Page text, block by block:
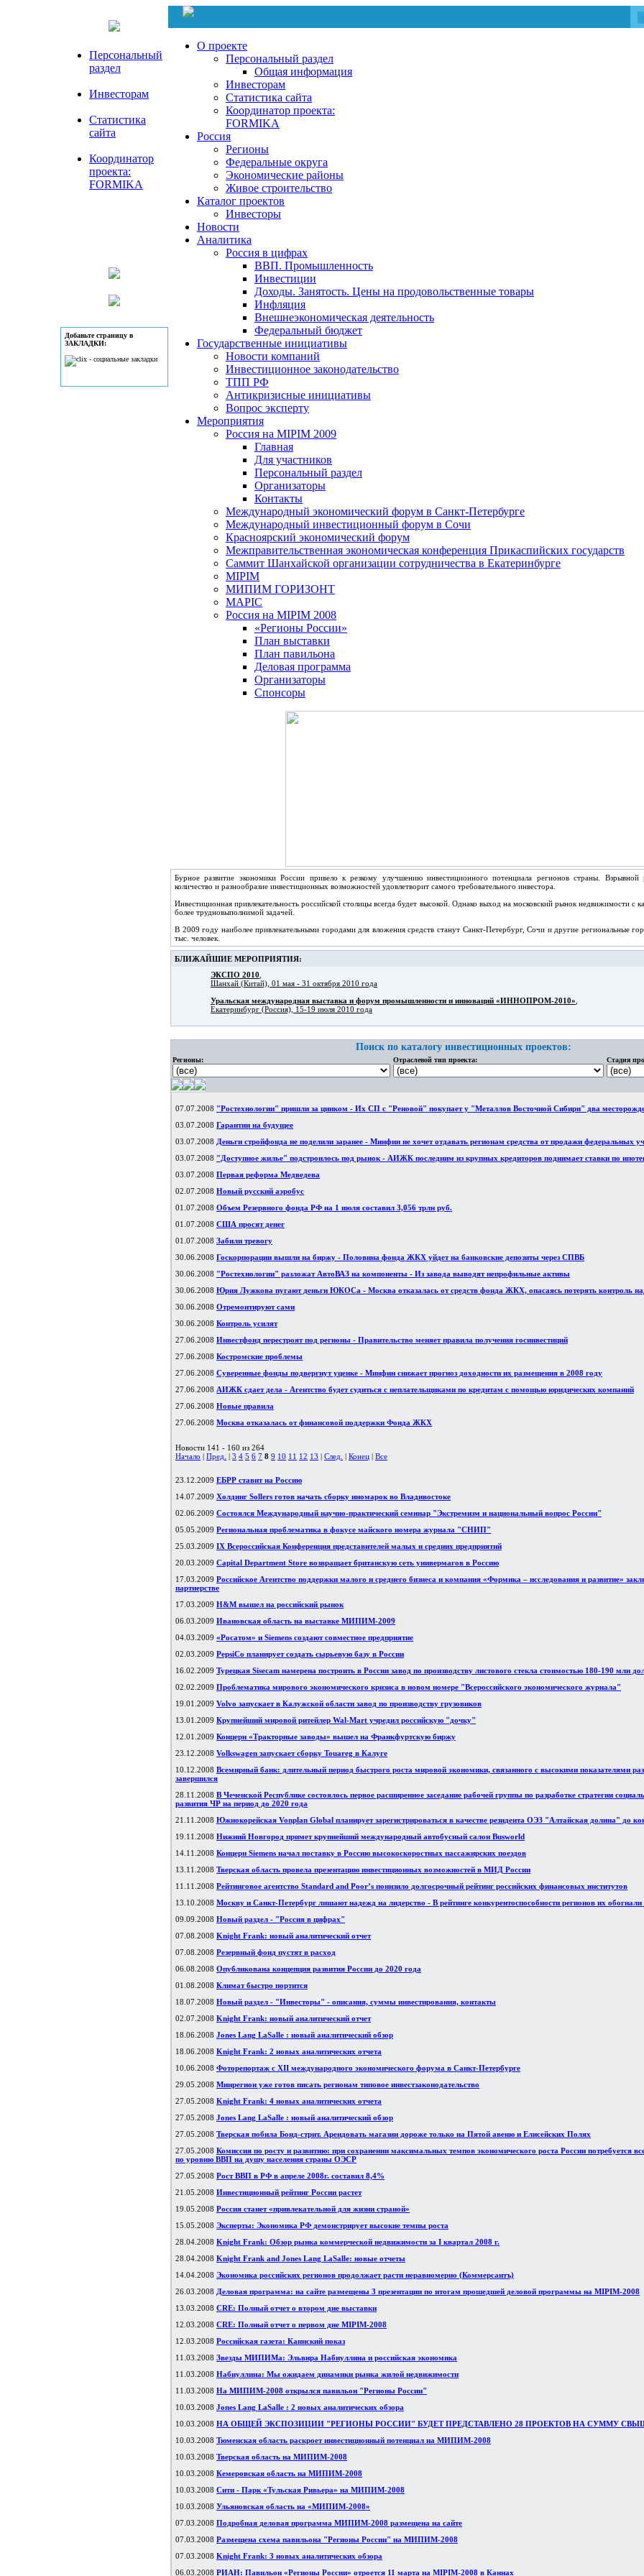
Персональный
раздел
Инвесторам
Статистика
сайта
Координатор
проекта:
FORMIKA
Добавьте страницу в
ЗАКЛАДКИ:
О проекте
Персональный раздел
Общая информация
Инвесторам
Статистика сайта
Координатор проекта:
FORMIKA
Россия
Регионы
Федеральные округа
Экономические районы
Живое строительство
Каталог проектов
Инвесторы
Новости
Аналитика
Россия в цифрах
ВВП. Промышленность
Инвестиции
Доходы. Занятость. Цены на продовольственные товары
Инфляция
Внешнеэкономическая деятельность
Федеральный бюджет
Государственные инициативы
Новости компаний
Инвестиционное законодательство
ТПП РФ
Антикризисные инициативы
Вопрос эксперту
Мероприятия
Россия на MIPIM 2009
Главная
Для участников
Персональный раздел
Организаторы
Контакты
Международный экономический форум в Санкт-Петербурге
Международный инвестиционный форум в Сочи
Красноярский экономический форум
Межправительственная экономическая конференция Прикаспийских государств
Саммит Шанхайской организации сотрудничества в Екатеринбурге
MIPIM
МИПИМ ГОРИЗОНТ
MAPIC
Россия на MIPIM 2008
«Регионы России»
План выставки
План павильона
Деловая программа
Организаторы
Спонсоры
Бурное развитие экономики России привело к резкому улучшению инвестиционного потенциала регионов страны. Взрывной
количество и разнообразие инвестиционных возможностей удовлетворит самого требовательного инвестора.
Инвестиционная привлекательность российской столицы всегда будет высокой. Однако выход на московский рынок недвижимости с
более трудновыполнимой задачей.
В 2009 году наиболее привлекательными городами для вложения средств станут Санкт-Петербург, Сочи и другие региональные
тыс. человек.
БЛИЖАЙШИЕ МЕРОПРИЯТИЯ:
ЭКСПО 2010
Шанхай (Китай), 01 мая - 31 октября 2010 года
Уральская международная выставка и форум промышленности и инноваций «ИННОПРОМ-2010»
Екатеринбург (Россия), 15-19 июля 2010 года
Поиск по каталогу инвестиционных проектов:
Регионы: Отраслевой тип проекта: Стадия
07.07.2008 "Ростехнологии" пришли за цинком - Их СП с "Реновой" покупает у "Металлов Восточной Сибири" два
03.07.2008 Гарантии на будущее
03.07.2008 Деньги стройфонда не поделили заранее - Минфин не хочет отдавать регионам средства от продажи федеральных
03.07.2008 "Доступное жилье" подстроилось под рынок - АИЖК последним из крупных кредиторов поднимает ставки по
03.07.2008 Первая реформа Медведева
02.07.2008 Новый русский аэробус
01.07.2008 Объем Резервного фонда РФ на 1 июля составил 3,056 трлн руб.
01.07.2008 США просят денег
01.07.2008 Забили тревогу
30.06.2008 Госкорпорации вышли на биржу - Половина фонда ЖКХ уйдет на банковские депозиты через СПВБ
30.06.2008 "Ростехнологии" разложат АвтоВАЗ на компоненты - Из завода выводят непрофильные активы
30.06.2008 Юрия Лужкова пугают деньги ЮКОСа - Москва отказалась от средств фонда ЖКХ, опасаясь потерять контроль
30.06.2008 Отремонтируют сами
30.06.2008 Контроль усилят
27.06.2008 Инвестфонд перестроят под регионы - Правительство меняет правила получения госинвестиций
27.06.2008 Костромские проблемы
27.06.2008 Суверенные фонды подвергнут уценке - Минфин снижает прогноз доходности их размещения в 2008 году
27.06.2008 АИЖК сдает дела - Агентство будет судиться с неплательщиками по кредитам с помощью юридических компаний
27.06.2008 Новые правила
27.06.2008 Москва отказалась от финансовой поддержки Фонда ЖКХ
Новости 141 - 160 из 264
Начало | Пред. | 3 4 5 6 7 8 9 10 11 12 13 | След. | Конец | Все
23.12.2009 ЕБРР ставит на Россию
14.07.2009 Холдинг Sollers готов начать сборку иномарок во Владивостоке
02.06.2009 Состоялся Международный научно-практический семинар "Экстремизм и национальный вопрос России"
05.05.2009 Региональная проблематика в фокусе майского номера журнала "СНИП"
25.03.2009 IX Всероссийская Конференция представителей малых и средних предприятий
20.03.2009 Capital Department Store возвращает британскую сеть универмагов в Россию
17.03.2009 Российское Агентство поддержки малого и среднего бизнеса и компания «Формика – исследования и развитие»
партнерстве
17.03.2009 H&M вышел на российский рынок
06.03.2009 Ивановская область на выставке МИПИМ-2009
04.03.2009 «Росатом» и Siemens создают совместное предприятие
02.03.2009 PepsiCo планирует создать сырьевую базу в России
16.02.2009 Турецкая Sisecam намерена построить в России завод по производству листового стекла стоимостью 180-190 млн
02.02.2009 Проблематика мирового экономического кризиса в новом номере "Всероссийского экономического журнала"
19.01.2009 Volvo запускает в Калужской области завод по производству грузовиков
13.01.2009 Крупнейший мировой ритейлер Wal-Mart учредил российскую "дочку"
12.01.2009 Концерн «Тракторные заводы» вышел на Франкфуртскую биржу
23.12.2008 Volkswagen запускает сборку Touareg в Калуге
10.12.2008 Всемирный банк: длительный период быстрого роста мировой экономики, связанного с высокими показателями
завершился
28.11.2008 В Чеченской Республике состоялось первое расширенное заседание рабочей группы по разработке стратегии
развития ЧР на период до 2020 года
21.11.2008 Южнокорейская Vonplan Global планирует зарегистрироваться в качестве резидента ОЭЗ "Алтайская долина" до
19.11.2008 Нижний Новгород примет крупнейший международный автобусный салон Busworld
14.11.2008 Концерн Siemens начал поставку в Россию высокоскоростных пассажирских поездов
13.11.2008 Тверская область провела презентацию инвестиционных возможностей в МИД России
11.11.2008 Рейтинговое агентство Standard and Poor’s понизило долгосрочный рейтинг российских финансовых институтов
13.10.2008 Москву и Санкт-Петербург лишают надежд на лидерство - В рейтинге конкурентоспособности регионов их
09.09.2008 Новый раздел - "Россия в цифрах"
07.08.2008 Knight Frank: новый аналитический отчет
07.08.2008 Резервный фонд пустят в расход
06.08.2008 Опубликована концепция развития России до 2020 года
01.08.2008 Климат быстро портится
18.07.2008 Новый раздел - "Инвесторы" - описания, суммы инвестирования, контакты
02.07.2008 Knight Frank: новый аналитический отчет
18.06.2008 Jones Lang LaSalle : новый аналитический обзор
18.06.2008 Knight Frank: 2 новых аналитических отчета
10.06.2008 Фоторепортаж с XII международного экономического форума в Санкт-Петербурге
29.05.2008 Минрегион уже готов писать регионам типовое инвестзаконодательство
27.05.2008 Knight Frank: 4 новых аналитических отчета
27.05.2008 Jones Lang LaSalle : новый аналитический обзор
27.05.2008 Тверская побила Бонд-стрит. Арендовать магазин дороже только на Пятой авеню и Елисейских Полях
27.05.2008 Комиссия по росту и развитию: при сохранении максимальных темпов экономического роста России потребуется
по уровню ВВП на душу населения страны ОЭСР
27.05.2008 Рост ВВП в РФ в апреле 2008г. составил 8,4%
21.05.2008 Инвестиционный рейтинг России растет
19.05.2008 Россия станет «привлекательной для жизни страной»
15.05.2008 Эксперты: Экономика РФ демонстрирует высокие темпы роста
28.04.2008 Knight Frank: Обзор рынка коммерческой недвижимости за I квартал 2008 г.
28.04.2008 Knight Frank and Jones Lang LaSalle: новые отчеты
14.04.2008 Экономика российских регионов продолжает расти неравномерно (Коммерсантъ)
26.03.2008 Деловая программа: на сайте размещены 3 презентации по итогам прошедшей деловой программы на MIPIM-2008
13.03.2008 CRE: Полный отчет о втором дне выставки
12.03.2008 CRE: Полный отчет о первом дне MIPIM-2008
12.03.2008 Российская газета: Каннский показ
11.03.2008 Звезды МИПИМа: Эльвира Набиуллина и российская экономика
11.03.2008 Набиуллина: Мы ожидаем динамики рынка жилой недвижимости
11.03.2008 На МИПИМ-2008 открылся павильон "Регионы России"
10.03.2008 Jones Lang LaSalle : 2 новых аналитических обзора
10.03.2008 НА ОБЩЕЙ ЭКСПОЗИЦИИ "РЕГИОНЫ РОССИИ" БУДЕТ ПРЕДСТАВЛЕНО 28 ПРОЕКТОВ НА СУММУ
10.03.2008 Тюменская область раскроет инвестиционный потенциал на МИПИМ-2008
10.03.2008 Тверская область на МИПИМ-2008
10.03.2008 Кемеровская область на МИПИМ-2008
10.03.2008 Сити - Парк «Тульская Ривьера» на МИПИМ-2008
10.03.2008 Ульяновская область на «МИПИМ-2008»
07.03.2008 Подробная деловая программа МИПИМ-2008 размещена на сайте
07.03.2008 Размещена схема павильона "Регионы России" на МИПИМ-2008
07.03.2008 Knight Frank: 3 новых аналитических обзора
06.03.2008 РИАН: Павильон «Регионы России» отроется 11 марта на MIPIM-2008 в Каннах